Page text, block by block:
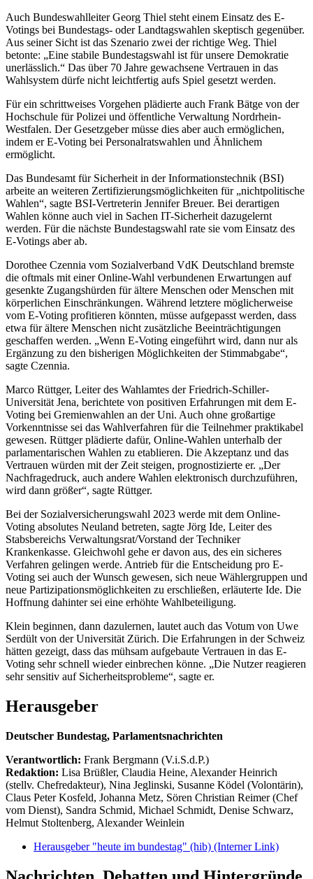
Auch Bundeswahlleiter Georg Thiel steht einem Einsatz des E-
Votings bei Bundestags- oder Landtagswahlen skeptisch gegenüber.
Aus seiner Sicht ist das Szenario zwei der richtige Weg. Thiel
betonte: „Eine stabile Bundestagswahl ist für unsere Demokratie
unerlässlich.“ Das über 70 Jahre gewachsene Vertrauen in das
Wahlsystem dürfe nicht leichtfertig aufs Spiel gesetzt werden.
Für ein schrittweises Vorgehen plädierte auch Frank Bätge von der
Hochschule für Polizei und öffentliche Verwaltung Nordrhein-
Westfalen. Der Gesetzgeber müsse dies aber auch ermöglichen,
indem er E-Voting bei Personalratswahlen und Ähnlichem
ermöglicht.
Das Bundesamt für Sicherheit in der Informationstechnik (BSI)
arbeite an weiteren Zertifizierungsmöglichkeiten für „nichtpolitische
Wahlen“, sagte BSI-Vertreterin Jennifer Breuer. Bei derartigen
Wahlen könne auch viel in Sachen IT-Sicherheit dazugelernt
werden. Für die nächste Bundestagswahl rate sie vom Einsatz des
E-Votings aber ab.
Dorothee Czennia vom Sozialverband VdK Deutschland bremste
die oftmals mit einer Online-Wahl verbundenen Erwartungen auf
gesenkte Zugangshürden für ältere Menschen oder Menschen mit
körperlichen Einschränkungen. Während letztere möglicherweise
vom E-Voting profitieren könnten, müsse aufgepasst werden, dass
etwa für ältere Menschen nicht zusätzliche Beeinträchtigungen
geschaffen werden. „Wenn E-Voting eingeführt wird, dann nur als
Ergänzung zu den bisherigen Möglichkeiten der Stimmabgabe“,
sagte Czennia.
Marco Rüttger, Leiter des Wahlamtes der Friedrich-Schiller-
Universität Jena, berichtete von positiven Erfahrungen mit dem E-
Voting bei Gremienwahlen an der Uni. Auch ohne großartige
Vorkenntnisse sei das Wahlverfahren für die Teilnehmer praktikabel
gewesen. Rüttger plädierte dafür, Online-Wahlen unterhalb der
parlamentarischen Wahlen zu etablieren. Die Akzeptanz und das
Vertrauen würden mit der Zeit steigen, prognostizierte er. „Der
Nachfragedruck, auch andere Wahlen elektronisch durchzuführen,
wird dann größer“, sagte Rüttger.
Bei der Sozialversicherungswahl 2023 werde mit dem Online-
Voting absolutes Neuland betreten, sagte Jörg Ide, Leiter des
Stabsbereichs Verwaltungsrat/Vorstand der Techniker
Krankenkasse. Gleichwohl gehe er davon aus, des ein sicheres
Verfahren gelingen werde. Antrieb für die Entscheidung pro E-
Voting sei auch der Wunsch gewesen, sich neue Wählergruppen und
neue Partizipationsmöglichkeiten zu erschließen, erläuterte Ide. Die
Hoffnung dahinter sei eine erhöhte Wahlbeteiligung.
Klein beginnen, dann dazulernen, lautet auch das Votum von Uwe
Serdült von der Universität Zürich. Die Erfahrungen in der Schweiz
hätten gezeigt, dass das mühsam aufgebaute Vertrauen in das E-
Voting sehr schnell wieder einbrechen könne. „Die Nutzer reagieren
sehr sensitiv auf Sicherheitsprobleme“, sagte er.
Herausgeber
Deutscher Bundestag, Parlamentsnachrichten
Verantwortlich: Frank Bergmann (V.i.S.d.P.)
Redaktion: Lisa Brüßler, Claudia Heine, Alexander Heinrich
(stellv. Chefredakteur), Nina Jeglinski, Susanne Ködel (Volontärin),
Claus Peter Kosfeld, Johanna Metz, Sören Christian Reimer (Chef
vom Dienst), Sandra Schmid, Michael Schmidt, Denise Schwarz,
Helmut Stoltenberg, Alexander Weinlein
Herausgeber "heute im bundestag" (hib) (Interner Link)